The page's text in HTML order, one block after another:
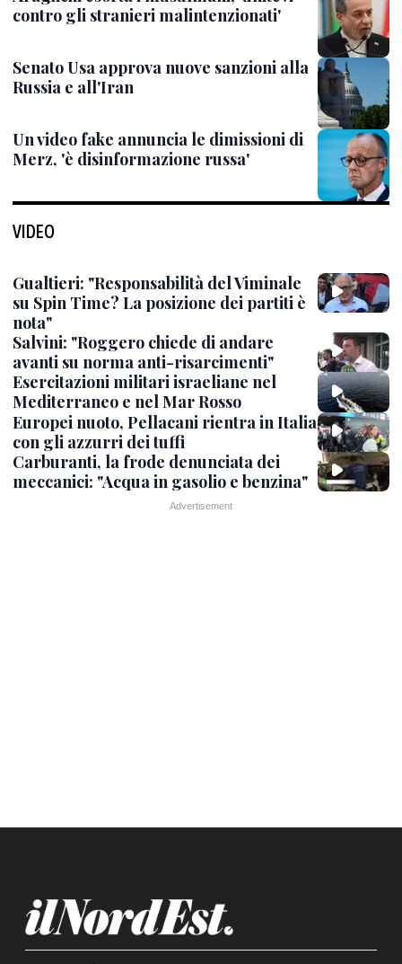
contro gli stranieri malintenzionati'
Senato Usa approva nuove sanzioni alla
Russia e all'Iran
Un video fake annuncia le dimissioni di
Merz, 'è disinformazione russa'
VIDEO
Gualtieri: "Responsabilità del Viminale
su Spin Time? La posizione dei partiti è
nota"
Salvini: "Roggero chiede di andare
avanti su norma anti-risarcimenti"
Esercitazioni militari israeliane nel
Mediterraneo e nel Mar Rosso
Europei nuoto, Pellacani rientra in Italia
con gli azzurri dei tuffi
Carburanti, la frode denunciata dei
meccanici: "Acqua in gasolio e benzina"